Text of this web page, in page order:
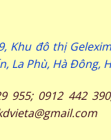
Khu đô thị
La Phù, Hà Đông,
955; 0912 442